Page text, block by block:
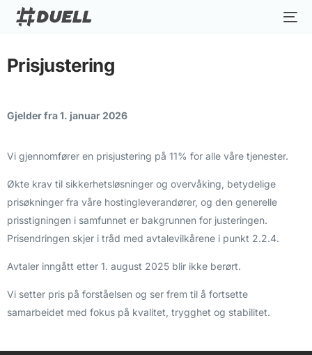
Prisjustering
Gjelder fra 1. januar 2026
Vi gjennomfører en prisjustering på 11% for alle våre tjenester.
Økte krav til sikkerhetsløsninger og overvåking, betydelige
prisøkninger fra våre hostingleverandører, og den generelle
prisstigningen i samfunnet er bakgrunnen for justeringen.
Prisendringen skjer i tråd med avtalevilkårene i punkt 2.2.4.
Avtaler inngått etter 1. august 2025 blir ikke berørt.
Vi setter pris på forståelsen og ser frem til å fortsette
samarbeidet med fokus på kvalitet, trygghet og stabilitet.